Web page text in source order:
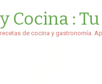
Cocina :
recetas de cocina y gastronomía.